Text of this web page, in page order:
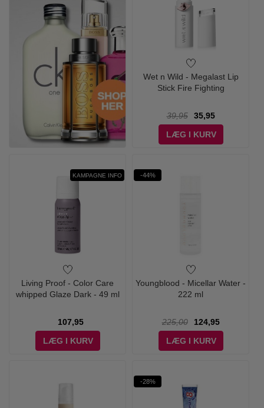
Wet n Wild - Megalast Lip
Stick Fire Fighting
39,95
35,95
LÆG I KURV
KAMPAGNE INFO
Living Proof - Color Care
whipped Glaze Dark - 49 ml
107,95
LÆG I KURV
-44%
Youngblood - Micellar Water -
222 ml
225,00
124,95
LÆG I KURV
-28%